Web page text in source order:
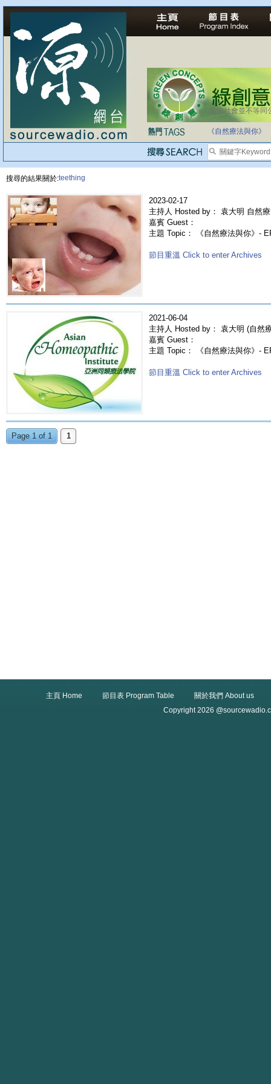
法治社會並不等同
自家教育合法化-
《自然療法與你》
搜尋的結果關於:teething
2023-02-17
主持人 Hosted by： 袁大明 自然
嘉賓 Guest：
主題 Topic： 《自然療法與你》-
節目重溫 Click to enter Archives
2021-06-04
主持人 Hosted by： 袁大明 (自然
嘉賓 Guest：
主題 Topic： 《自然療法與你》-
節目重溫 Click to enter Archives
Page 1 of 1 1
主頁 Home 節目表 Program Table
關於我們 About us
Copyright 2026